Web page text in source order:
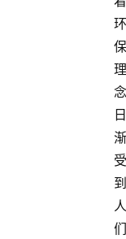
环
保
理
念
日
渐
受
到
人
们